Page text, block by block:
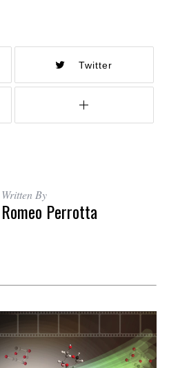
Twitter
Written By
Romeo Perrotta